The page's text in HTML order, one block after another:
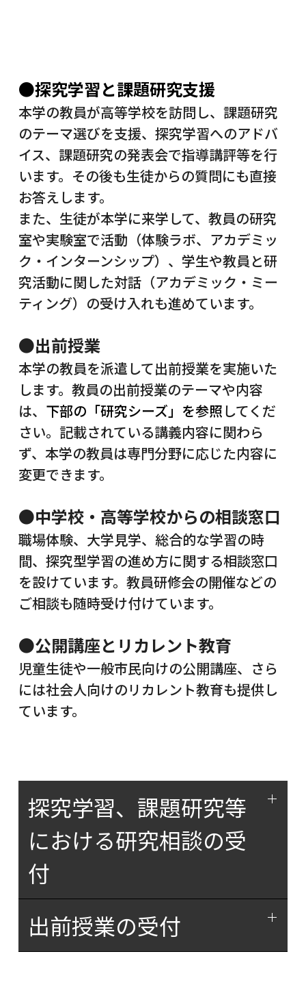
●探究学習と課題研究支援
本学の教員が高等学校を訪問し、課題研究
のテーマ選びを支援、探究学習へのアドバ
イス、課題研究の発表会で指導講評等を行
います。その後も生徒からの質問にも直接
お答えします。
また、生徒が本学に来学して、教員の研究
室や実験室で活動（体験ラボ、アカデミッ
ク・インターンシップ）、学生や教員と研
究活動に関した対話（アカデミック・ミー
ティング）の受け入れも進めています。
●出前授業
本学の教員を派遣して出前授業を実施いた
します。教員の出前授業のテーマや内容
は、 下部の「研究シーズ」を参照してくだ
さい。記載されている講義内容に関わら
ず、本学の教員は専門分野に応じた内容に
変更できます。
●中学校・高等学校からの相談窓口
職場体験、大学見学、総合的な学習の時
間、探究型学習の進め方に関する相談窓口
を設けています。教員研修会の開催などの
ご相談も随時受け付けています。
●公開講座とリカレント教育
児童生徒や一般市民向けの公開講座、さら
には社会人向けのリカレント教育も提供し
ています。
探究学習、課題研究等
における研究相談の受
付
出前授業の受付